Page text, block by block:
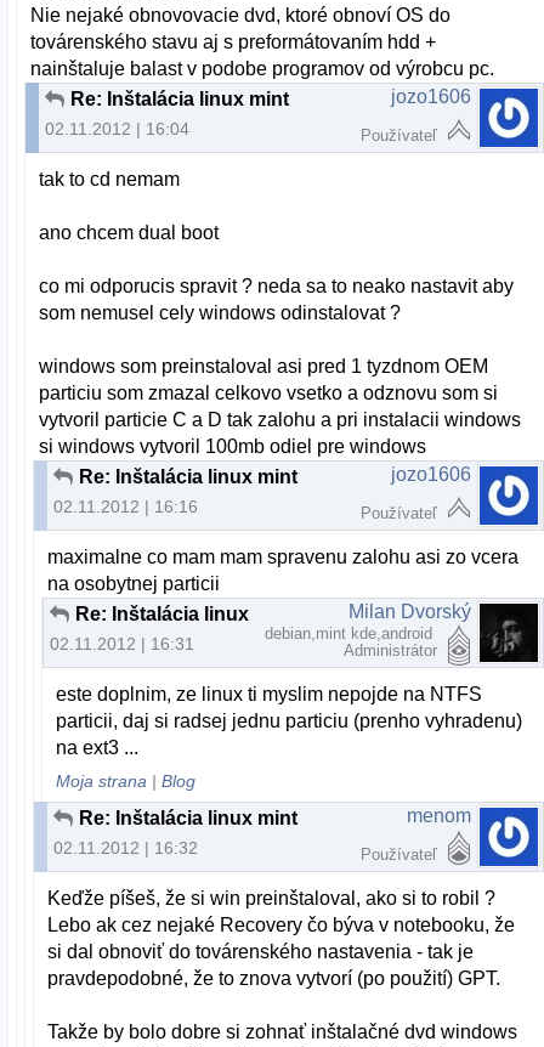
Nie nejaké obnovovacie dvd, ktoré obnoví OS do
továrenského stavu aj s preformátovaním hdd +
nainštaluje balast v podobe programov od výrobcu pc.
Re: Inštalácia linux mint
02.11.2012 | 16:04
jozo1606
Používateľ
tak to cd nemam
ano chcem dual boot
co mi odporucis spravit ? neda sa to neako nastavit aby
som nemusel cely windows odinstalovat ?
windows som preinstaloval asi pred 1 tyzdnom OEM
particiu som zmazal celkovo vsetko a odznovu som si
vytvoril particie C a D tak zalohu a pri instalacii windows
si windows vytvoril 100mb odiel pre windows
Re: Inštalácia linux mint
02.11.2012 | 16:16
jozo1606
Používateľ
maximalne co mam mam spravenu zalohu asi zo vcera
na osobytnej particii
Re: Inštalácia linux mint
02.11.2012 | 16:31
Milan Dvorský
debian,mint kde,android
Administrátor
este doplnim, ze linux ti myslim nepojde na NTFS
particii, daj si radsej jednu particiu (prenho vyhradenu)
na ext3 ...
Moja strana |Blog
Re: Inštalácia linux mint
02.11.2012 | 16:32
menom
Používateľ
Keďže píšeš, že si win preinštaloval, ako si to robil ?
Lebo ak cez nejaké Recovery čo býva v notebooku, že
si dal obnoviť do továrenského nastavenia - tak je
pravdepodobné, že to znova vytvorí (po použití) GPT.
Takže by bolo dobre si zohnať inštalačné dvd windows